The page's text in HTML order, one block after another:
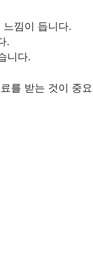
낌이 듭니다.
.
니다.
를 받는 것이 중요